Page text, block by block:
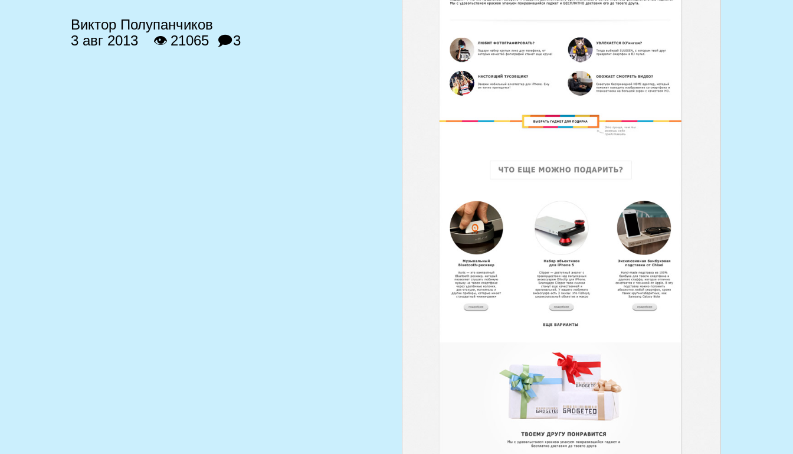
Виктор Полупанчиков
3 авг 2013
👁 21065 🗩3